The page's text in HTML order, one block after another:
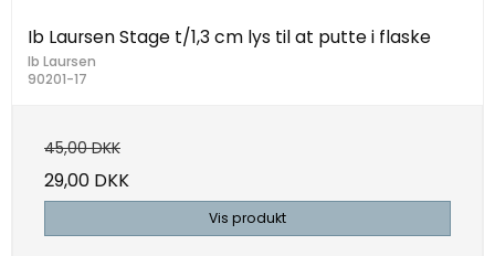
Ib Laursen Stage t/1,3 cm lys til at putte i flaske
Ib Laursen
90201-17
45,00 DKK
29,00 DKK
Vis produkt